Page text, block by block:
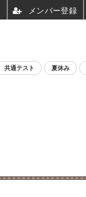
共通テスト 夏休み